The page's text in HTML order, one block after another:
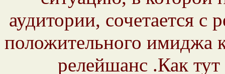
аудитории, сочетается
положительного имиджа
релейшанс .Как тут